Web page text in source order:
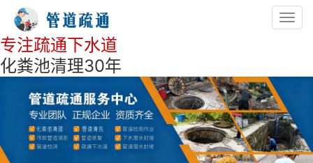
专注疏通下水道
化粪池清理30年